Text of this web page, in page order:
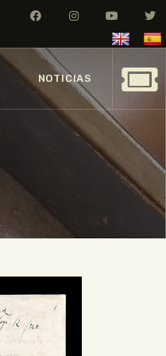
NOTICIAS